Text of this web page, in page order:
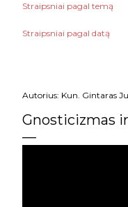
Straipsniai pagal temą
Straipsniai pagal datą
Autorius: Kun. Gintaras
Gnosticizmas